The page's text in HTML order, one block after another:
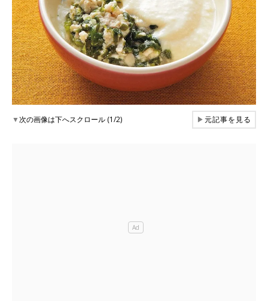
▼次の画像は下へスクロール (1/2) ▶元記事を見る